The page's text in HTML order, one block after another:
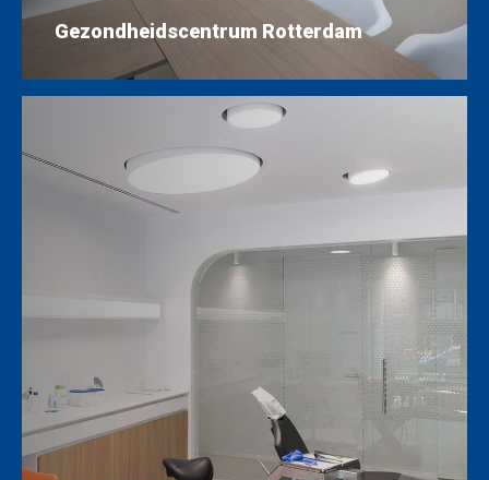
Gezondheidscentrum Rotterdam